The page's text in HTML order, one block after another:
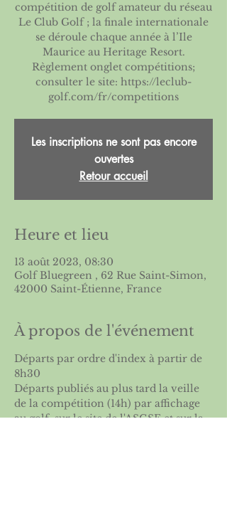
compétition de golf amateur du réseau
Le Club Golf ; la finale internationale
se déroule chaque année à l’Ile
Maurice au Heritage Resort.
Règlement onglet compétitions;
consulter le site: https://leclub-
Les inscriptions ne sont pas encore
ouvertes
Retour accueil
Heure et lieu
13 août 2023, 08:30
Golf Bluegreen , 62 Rue Saint-Simon,
42000 Saint-Étienne, France
À propos de l'événement
Départs par ordre d'index à partir de
8h30
Départs publiés au plus tard la veille
de la compétition (14h) par affichage
au golf, sur le site de l'ASGSE et sur la